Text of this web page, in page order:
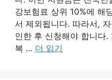
강보험료 상위 10%에 해
서 제외됩니다. 따라서,
인한 후 신청해야 합니다
복 … 더 읽기